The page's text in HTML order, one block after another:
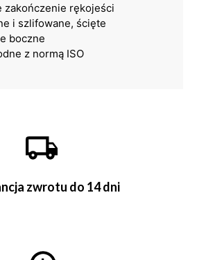
zakończenie rękojeści
i szlifowane, ścięte
boczne
z normą ISO
zwrotu do 14 dni